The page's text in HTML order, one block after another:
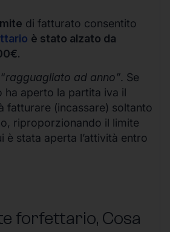
di fatturato consentito
è stato alzato da
ragguagliato ad anno”. Se
ha aperto la partita iva il
fatturare (incassare) soltanto
riproporzionando il limite
è stata aperta l’attività entro
forfettario, Cosa